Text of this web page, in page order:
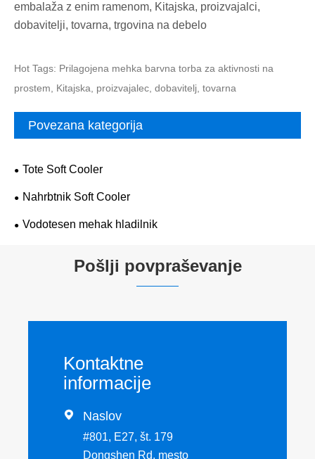
embalaža z enim ramenom, Kitajska, proizvajalci,
dobavitelji, tovarna, trgovina na debelo
Hot Tags: Prilagojena mehka barvna torba za aktivnosti na
prostem, Kitajska, proizvajalec, dobavitelj, tovarna
Povezana kategorija
Tote Soft Cooler
Nahrbtnik Soft Cooler
Vodotesen mehak hladilnik
Pošlji povpraševanje
Kontaktne
informacije
 Naslov
#801, E27, št. 179
Dongshen Rd, mesto